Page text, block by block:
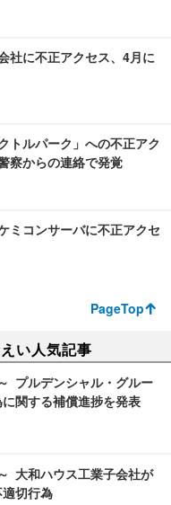
社に不正アクセス、4月に
トルパーク」への不正アク
察からの連絡で発覚
ミコンサーバに不正アクセ
PageTop
い人気記事
プルデンシャル・グルー
関する補償進捗を発表
大和ハウス工業子会社が
切行為